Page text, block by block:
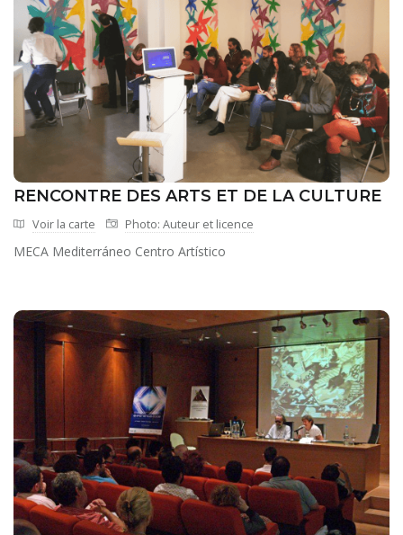
RENCONTRE DES ARTS ET DE LA CULTURE
Voir la carte Photo: Auteur et licence
MECA Mediterráneo Centro Artístico